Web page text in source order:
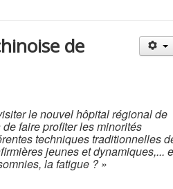
de
le nouvel hôpital régional de
faire profiter les minorités
techniques traditionnelles
jeunes et dynamiques,...
la fatigue ? »